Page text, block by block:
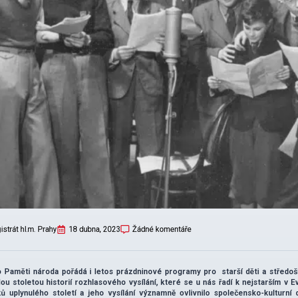
hl.m. Prahy 18 dubna, 2023 Žádné komentáře
Paměti národa pořádá i letos prázdninové programy pro starší děti a
stoletou historií rozhlasového vysílání, které se u nás řadí k nejstarším v
uplynulého století a jeho vysílání významně ovlivnilo společensko-